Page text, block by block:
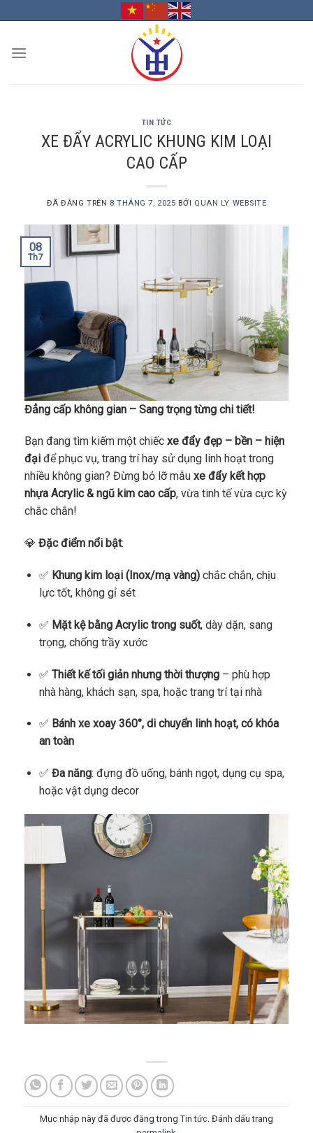
đến
dung
TIN TỨC
XE ĐẨY ACRYLIC KHUNG KIM LOẠI
CAO CẤP
ĐÃ ĐĂNG TRÊN 8 THÁNG 7, 2025 BỞI QUAN LY WEBSITE
08
Th7
Đẳng cấp không gian – Sang trọng từng chi tiết!
Bạn đang tìm kiếm một chiếc xe đẩy đẹp – bền – hiện
đại để phục vụ, trang trí hay sử dụng linh hoạt trong
nhiều không gian? Đừng bỏ lỡ mẫu xe đẩy kết hợp
nhựa Acrylic & ngũ kim cao cấp, vừa tinh tế vừa cực kỳ
chắc chắn!
💎 Đặc điểm nổi bật:
✅ Khung kim loại (Inox/mạ vàng)chắc chắn, chịu
lực tốt, không gỉ sét
✅ Mặt kệ bằng Acrylic trong suốt, dày dặn, sang
trọng, chống trầy xước
✅ Thiết kế tối giản nhưng thời thượng– phù hợp
nhà hàng, khách sạn, spa, hoặc trang trí tại nhà
✅ Bánh xe xoay 360°, di chuyển linh hoạt, có khóa
an toàn
✅ Đa năng: đựng đồ uống, bánh ngọt, dụng cụ spa,
hoặc vật dụng decor
Mục nhập này đã được đăng trong Tin tức . Đánh dấu trang